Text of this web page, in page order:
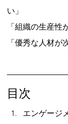
い」
「組織の生産性
「優秀な人材が
目次
エンゲージ